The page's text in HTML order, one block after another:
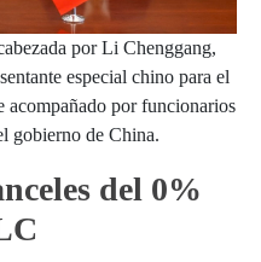
por Li Chenggang,
especial chino para el
por funcionarios
gobierno de China.
del 0%